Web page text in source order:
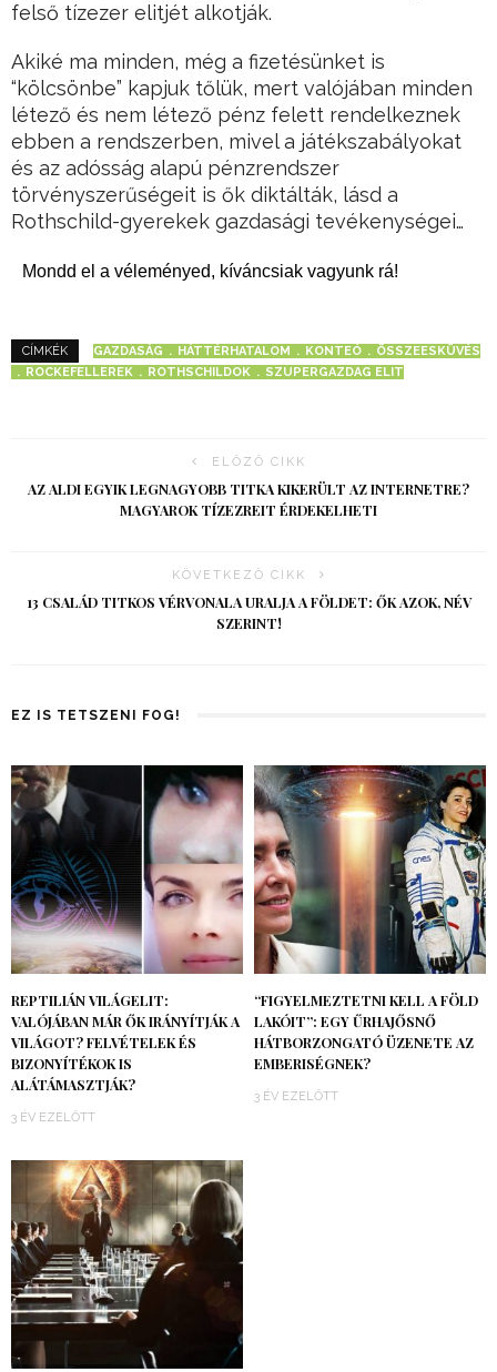
felső tízezer elitjét alkotják.
Akiké ma minden, még a fizetésünket is
“kölcsönbe” kapjuk tőlük, mert valójában minden
létező és nem létező pénz felett rendelkeznek
ebben a rendszerben, mivel a játékszabályokat
és az adósság alapú pénzrendszer
törvényszerűségeit is ők diktálták, lásd a
Rothschild-gyerekek gazdasági tevékenységei…
Mondd el a véleményed, kíváncsiak vagyunk rá!
CÍMKÉK GAZDASÁG HÁTTÉRHATALOM KONTEÓ
ÖSSZEESKÜVÉS
ROCKEFELLEREK
ROTHSCHILDOK SZUPERGAZDAG ELIT
ELŐZŐ CIKK
AZ ALDI EGYIK LEGNAGYOBB TITKA KIKERÜLT AZ INTERNETRE?
MAGYAROK TÍZEZREIT ÉRDEKELHETI
KÖVETKEZŐ CIKK
13 CSALÁD TITKOS VÉRVONALA URALJA A FÖLDET: ŐK AZOK, NÉV
SZERINT!
EZ IS TETSZENI FOG!
REPTILIÁN VILÁGELIT:
VALÓJÁBAN MÁR ŐK IRÁNYÍTJÁK A
VILÁGOT? FELVÉTELEK ÉS
BIZONYÍTÉKOK IS
ALÁTÁMASZTJÁK?
3 ÉV EZELŐTT
“FIGYELMEZTETNI KELL A FÖLD
LAKÓIT”: EGY ŰRHAJŐSNŐ
HÁTBORZONGATÓ ÜZENETE AZ
EMBERISÉGNEK?
3 ÉV EZELŐTT